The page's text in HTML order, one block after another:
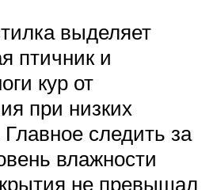
выделяет
птичник и
кур от
при низких
следить за
влажности
не превышал